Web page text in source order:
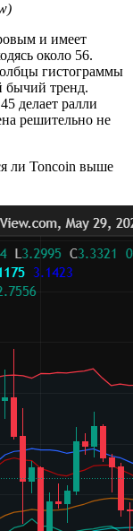
и имеет
около 56.
гистограммы
бычий тренд.
делает ралли
решительно не